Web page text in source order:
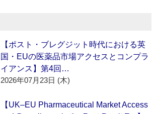
【ポスト・ブレグジット時代における英
国・EUの医薬品市場アクセスとコンプラ
イアンス】第4回…
2026年07月23日 (木)
【UK–EU Pharmaceutical Market Access